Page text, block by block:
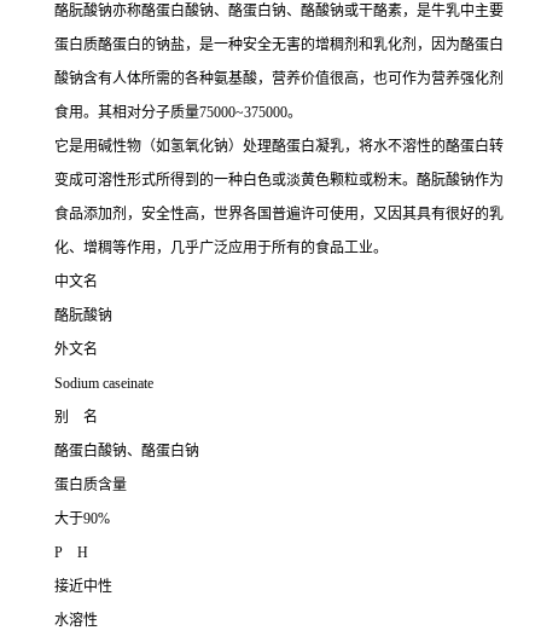
酪朊酸钠亦称酪蛋白酸钠、酪蛋白钠、酪酸钠或干酪素，是牛乳中主要
蛋白质酪蛋白的钠盐，是一种安全无害的增稠剂和乳化剂，因为酪蛋白
酸钠含有人体所需的各种氨基酸，营养价值很高，也可作为营养强化剂
食用。其相对分子质量75000~375000。
它是用碱性物（如氢氧化钠）处理酪蛋白凝乳，将水不溶性的酪蛋白转
变成可溶性形式所得到的一种白色或淡黄色颗粒或粉末。酪朊酸钠作为
食品添加剂，安全性高，世界各国普遍许可使用，又因其具有很好的乳
化、增稠等作用，几乎广泛应用于所有的食品工业。
中文名
酪朊酸钠
外文名
Sodium caseinate
别 名
酪蛋白酸钠、酪蛋白钠
蛋白质含量
大于90%
P H
接近中性
水溶性